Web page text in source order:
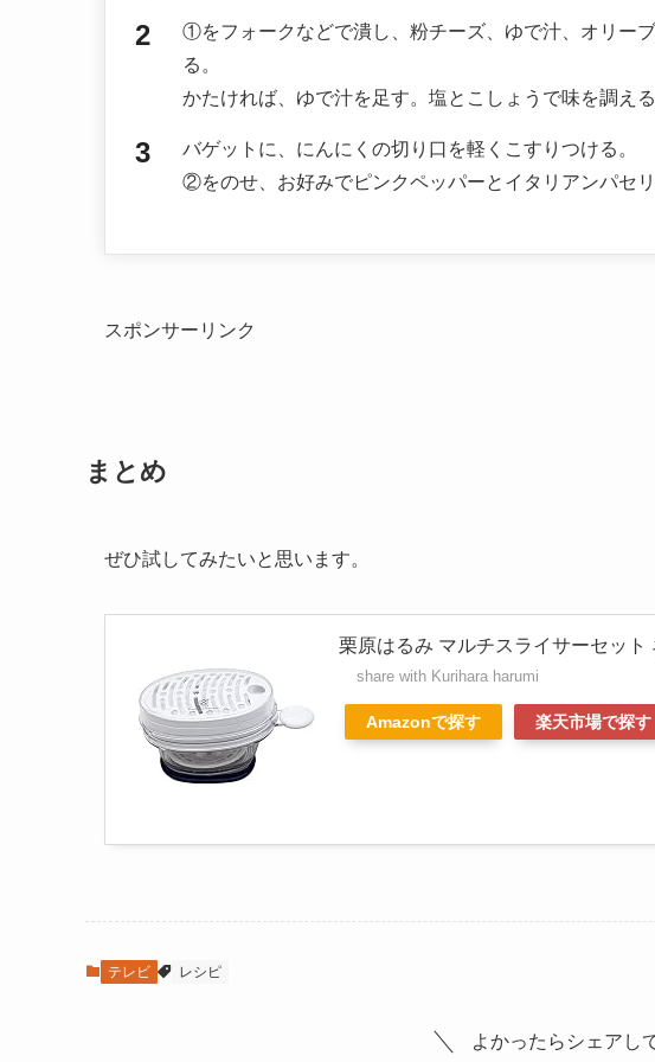
①をフォークなどで潰し、粉チーズ、ゆで汁、オリー
る。
かたければ、ゆで汁を足す。塩とこしょうで味を調える
バゲットに、にんにくの切り口を軽くこすりつける。
②をのせ、お好みでピンクペッパーとイタリアンパセリ
スポンサーリンク
まとめ
ぜひ試してみたいと思います。
栗原はるみ マルチスライサーセット
share with Kurihara harumi
Amazonで探す 楽天市場で探す
テレビ レシピ
よかったらシェアし